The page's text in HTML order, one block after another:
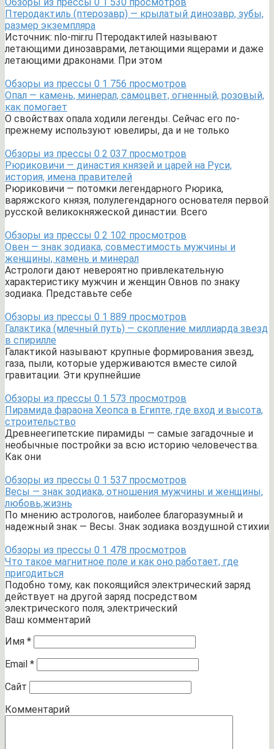
Птеродактиль (птерозавр) — крылатый динозавр, зубы,
размер экземпляра
Источник: nlo-mir.ru Птеродактилей называют
летающими динозаврами, летающими ящерами и даже
летающими драконами. При этом
Обзоры из прессы 0 1 756 просмотров
Опал — камень, минерал, самоцвет, огненный, розовый,
как помогает
О свойствах опала ходили легенды. Сейчас его по-
прежнему используют ювелиры, да и не только
Обзоры из прессы 0 2 037 просмотров
Рюриковичи — династия князей и царей на Руси,
история, имена правителей
Рюриковичи — потомки легендарного Рюрика,
варяжского князя, полулегендарного основателя первой
русской великокняжеской династии. Всего
Обзоры из прессы 0 2 102 просмотров
Овен — знак зодиака, совместимость мужчины и
женщины, камень и минерал
Астрологи дают невероятно привлекательную
характеристику мужчин и женщин Овнов по знаку
зодиака. Представьте себе
Обзоры из прессы 0 1 889 просмотров
Галактика (млечный путь) — скопление миллиарда звезд
в спирилле
Галактикой называют крупные формирования звезд,
газа, пыли, которые удерживаются вместе силой
гравитации. Эти крупнейшие
Обзоры из прессы 0 1 573 просмотров
Пирамида фараона Хеопса в Египте, где вход и высота,
строительство
Древнеегипетские пирамиды — самые загадочные и
необычные постройки за всю историю человечества.
Как они
Обзоры из прессы 0 1 537 просмотров
Весы — знак зодиака, отношения мужчины и женщины,
любовь,жизнь
По мнению астрологов, наиболее благоразумный и
надежный знак — Весы. Знак зодиака воздушной стихии
Обзоры из прессы 0 1 478 просмотров
Что такое магнитное поле и как оно работает, где
пригодиться
Подобно тому, как покоящийся электрический заряд
действует на другой заряд посредством
электрического поля, электрический
Ваш комментарий
Имя *
Email *
Сайт
Комментарий